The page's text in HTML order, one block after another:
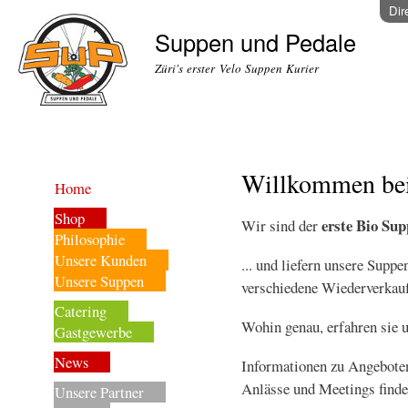
Suppen und Pedale
Züri's erster Velo Suppen Kurier
Home
Shop
Philosophie
Unsere Kunden
Unsere Suppen
Catering
Gastgewerbe
News
Unsere Partner
Willkommen
Wir sind dererste Bio
... und liefern unsere
verschiedene
Wohin genau, erfahren
Informationen zu
Anlässe und Meetings